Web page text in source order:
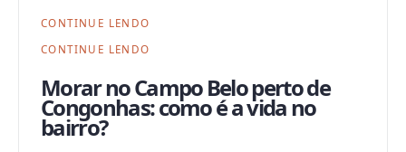
CONTINUE LENDO
CONTINUE LENDO
Morar no Campo Belo perto de
Congonhas: como é a vida no
bairro?